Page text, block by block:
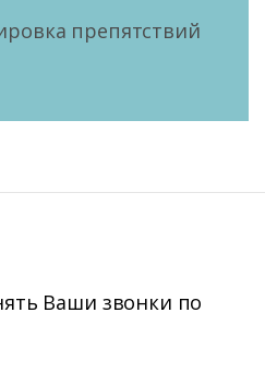
препятствий
Ваши звонки по